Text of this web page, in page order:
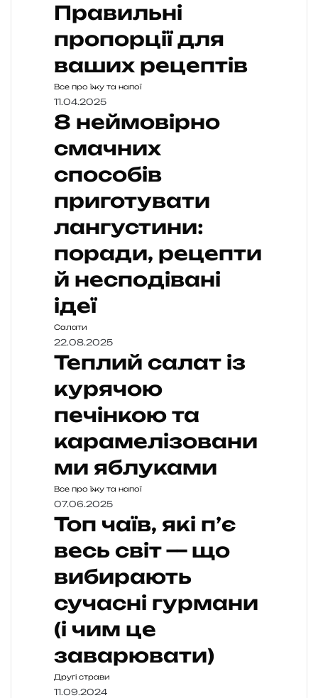
Правильні
пропорції для
ваших рецептів
Все про їжу та напої
11.04.2025
8 неймовірно
смачних
способів
приготувати
лангустини:
поради, рецепти
й несподівані
ідеї
Салати
22.08.2025
Теплий салат із
курячою
печінкою та
карамелізовани
ми яблуками
Все про їжу та напої
07.06.2025
Топ чаїв, які п’є
весь світ — що
вибирають
сучасні гурмани
(і чим це
заварювати)
Другі страви
11.09.2024